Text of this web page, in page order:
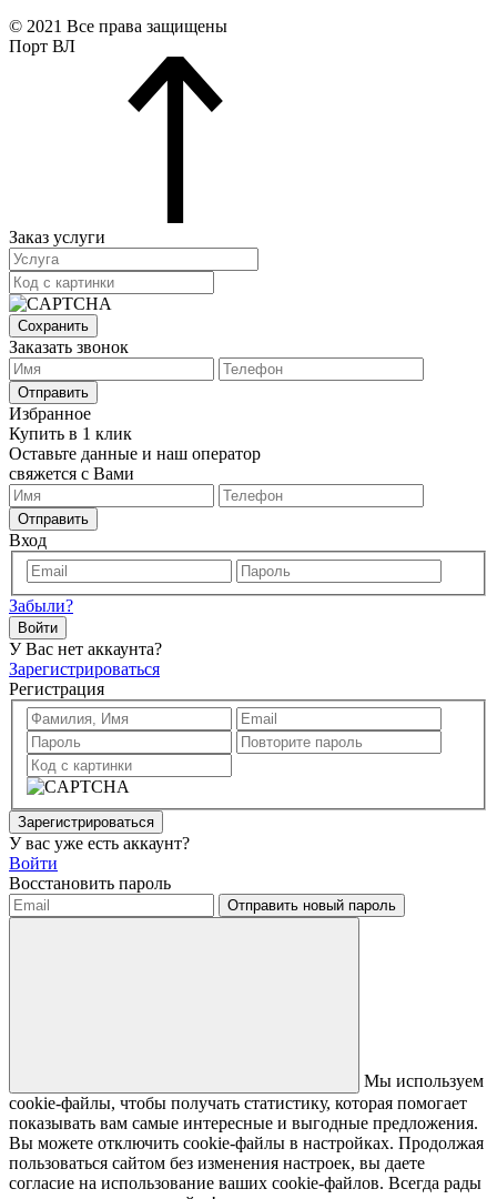
© 2021 Все права защищены
Порт ВЛ
Заказ услуги
Сохранить
Заказать звонок
Отправить
Избранное
Купить в 1 клик
Оставьте данные и наш оператор
свяжется с Вами
Отправить
Вход
Забыли?
Войти
У Вас нет аккаунта?
Зарегистрироваться
Регистрация
Зарегистрироваться
У вас уже есть аккаунт?
Войти
Восстановить пароль
Отправить новый пароль
Мы используем
cookie-файлы, чтобы получать статистику, которая помогает
показывать вам самые интересные и выгодные предложения.
Вы можете отключить cookie-файлы в настройках. Продолжая
пользоваться сайтом без изменения настроек, вы даете
согласие на использование ваших cookie-файлов. Всегда рады